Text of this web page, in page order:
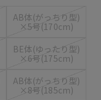
AB体(がっちり型)
×5号(170cm)
BE体(ゆったり型)
×6号(175cm)
AB体(がっちり型)
×8号(185cm)